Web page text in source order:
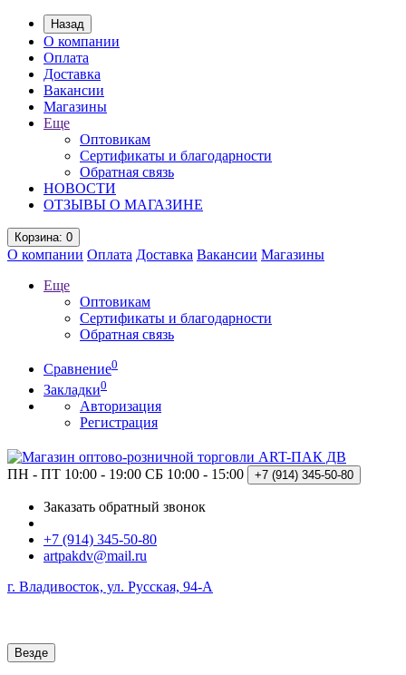
Назад
О компании
Оплата
Доставка
Вакансии
Магазины
Еще
Оптовикам
Сертификаты и благодарности
Обратная связь
НОВОСТИ
ОТЗЫВЫ О МАГАЗИНЕ
Корзина: 0
О компании Оплата Доставка Вакансии Магазины
Еще
Оптовикам
Сертификаты и благодарности
Обратная связь
Сравнение0
Закладки0
Авторизация
Регистрация
ПН - ПТ 10:00 - 19:00 СБ 10:00 - 15:00 +7 (914) 345-50-80
Заказать обратный звонок
+7 (914) 345-50-80
artpakdv@mail.ru
г. Владивосток, ул. Русская, 94-А
Везде